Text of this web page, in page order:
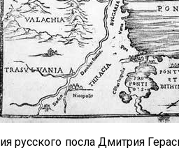
русского посла Дмитрия